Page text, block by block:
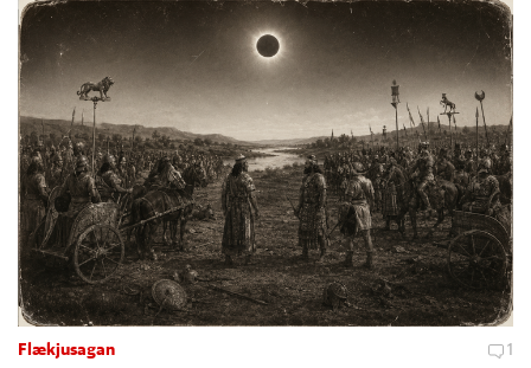
kerfi, en sveigj­an­leiki til lausna er um­tals­verð­ur.
Flækjusagan 1